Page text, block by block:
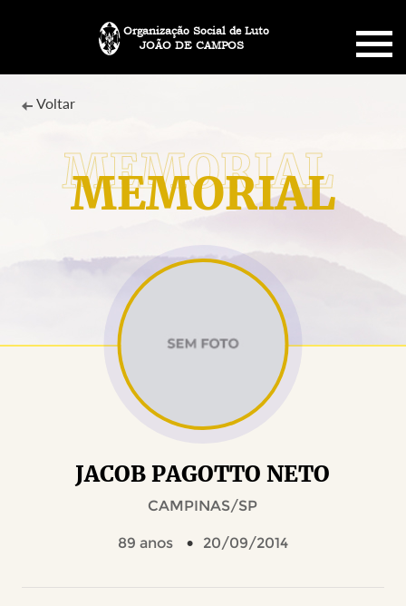
JOÃO DE CAMPOS
Organização Social de Luto
SOBRE NÓS
PLANO FUNERÁRIO
MENSAGENS
MEMORIAL
Voltar
JACOB PAGOTTO NETO
CAMPINAS/SP
89 anos 20/09/2014